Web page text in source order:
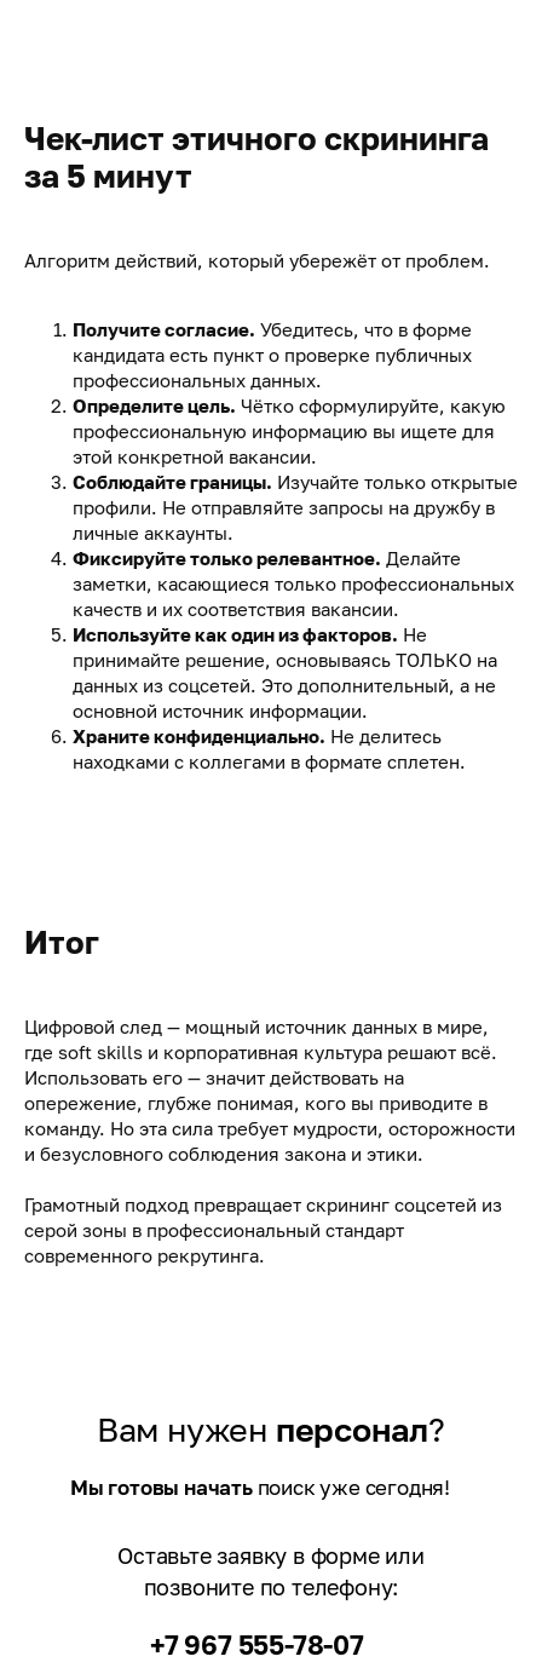
Чек-лист этичного скрининга
за 5 минут
Алгоритм действий, который убережёт от проблем.
Получите согласие. Убедитесь, что в форме
кандидата есть пункт о проверке публичных
профессиональных данных.
Определите цель. Чётко сформулируйте, какую
профессиональную информацию вы ищете для
этой конкретной вакансии.
Соблюдайте границы. Изучайте только открытые
профили. Не отправляйте запросы на дружбу в
личные аккаунты.
Фиксируйте только релевантное. Делайте
заметки, касающиеся только профессиональных
качеств и их соответствия вакансии.
Используйте как один из факторов. Не
принимайте решение, основываясь ТОЛЬКО на
данных из соцсетей. Это дополнительный, а не
основной источник информации.
Храните конфиденциально. Не делитесь
находками с коллегами в формате сплетен.
Итог
Цифровой след — мощный источник данных в мире,
где soft skills и корпоративная культура решают всё.
Использовать его — значит действовать на
опережение, глубже понимая, кого вы приводите в
команду. Но эта сила требует мудрости, осторожности
и безусловного соблюдения закона и этики.
Грамотный подход превращает скрининг соцсетей из
серой зоны в профессиональный стандарт
современного рекрутинга.
Вам нужен персонал?
+7 967 555-78-07
Оставьте заявку в форме или
позвоните по телефону:
Мы готовы начатьпоиск уже сегодня!